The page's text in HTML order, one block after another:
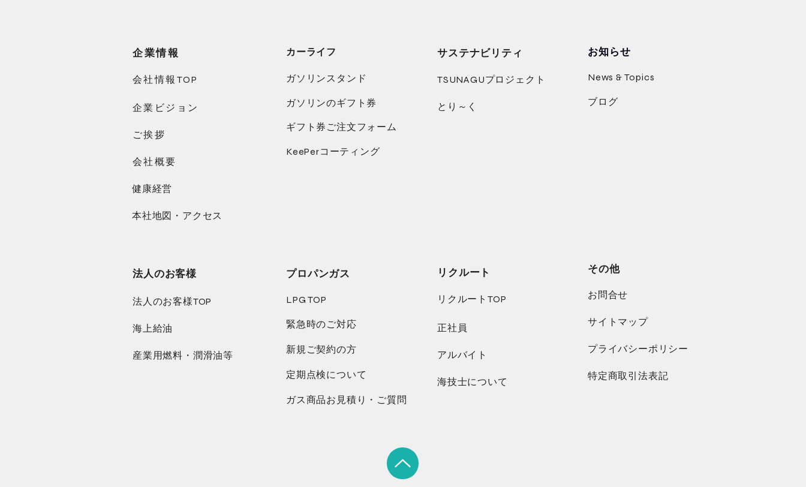
企業情報
会社情報TOP
企業ビジョン
ご挨拶
会社概要
カーライフ
ガソリンスタンド
ガソリンのギフト券
ギフト券ご注文フォーム
サステナビリティ
TSUNAGUプロジェクト
とり～く
お知らせ
News & Topics
ブログ
KeePerコーティング
健康経営
本社地図・アクセス
法人のお客様
法人のお客様TOP
海上給油
産業用燃料・潤滑油等
プロパンガス
LPG TOP
緊急時のご対応
新規ご契約の方
定期点検について
ガス商品お見積り・ご質問
リクルート
リクルートTOP
正社員
アルバイト
海技士について
その他
お問合せ
サイトマップ
プライバシーポリシー
特定商取引法表記